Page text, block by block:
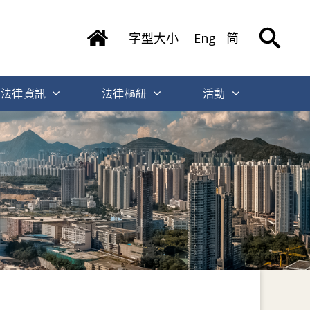
字型大小 Eng 简
法律資訊 法律樞紐 活動